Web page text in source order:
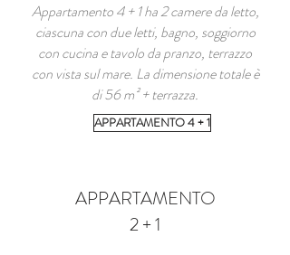
Appartamento 4 + 1 ha 2 camere da letto,
ciascuna con due letti, bagno, soggiorno
con cucina e tavolo da pranzo, terrazzo
con vista sul mare. La dimensione totale è
di 56 m² + terrazza.
APPARTAMENTO 4 + 1
APPARTAMENTO
2 + 1